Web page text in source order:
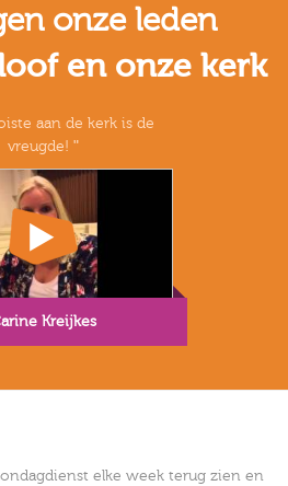
onze leden
en onze kerk
aan de kerk is de
vreugde!
Kreijkes
elke week terug zien en